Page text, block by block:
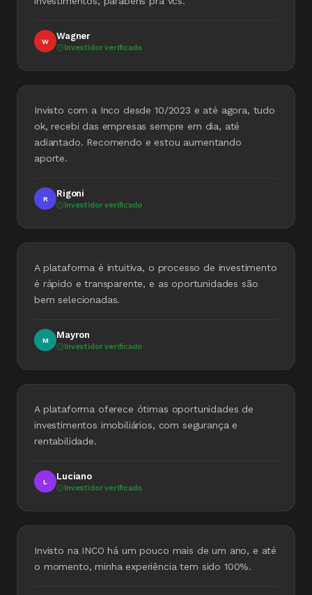
W
Wagner
Investidor verificado
Invisto com a Inco desde 10/2023 e até agora, tudo
ok, recebi das empresas sempre em dia, até
adiantado. Recomendo e estou aumentando
aporte.
R
Rigoni
Investidor verificado
A plataforma é intuitiva, o processo de investimento
é rápido e transparente, e as oportunidades são
bem selecionadas.
M
Mayron
Investidor verificado
A plataforma oferece ótimas oportunidades de
investimentos imobiliários, com segurança e
rentabilidade.
L
Luciano
Investidor verificado
Invisto na INCO há um pouco mais de um ano, e até
o momento, minha experiência tem sido 100%.